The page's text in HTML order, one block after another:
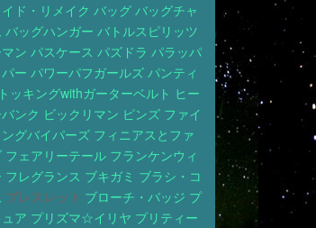
イド・リメイク バッグ バッグチャ
バッグハンガー バトルスピリッツ
ン パスケース パズドラ パラッパ
ー パワーパフガールズ パンティ
ッキングwithガーターベルト ヒー
ンク ビックリマン ピンズ ファイ
グバイパーズ フィニアスとファ
フェアリーテール フランケンウィ
フレグランス ブキガミ ブラシ・コ
ブレスレット ブローチ・バッジ プ
ア プリズマ☆イリヤ プリティー